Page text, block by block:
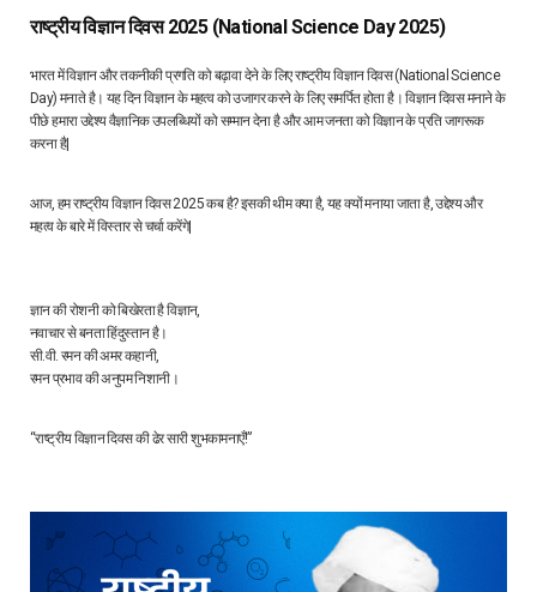
राष्ट्रीय विज्ञान दिवस 2025 (National Science Day 2025)
भारत में विज्ञान और तकनीकी प्रगति को बढ़ावा देने के लिए राष्ट्रीय विज्ञान दिवस (National Science
Day) मनाते है। यह दिन विज्ञान के महत्व को उजागर करने के लिए समर्पित होता है। विज्ञान दिवस मनाने के
पीछे हमारा उद्देश्य वैज्ञानिक उपलब्धियों को सम्मान देना है और आम जनता को विज्ञान के प्रति जागरूक
करना है|
आज, हम राष्ट्रीय विज्ञान दिवस 2025 कब है? इसकी थीम क्या है, यह क्यों मनाया जाता है, उद्देश्य और
महत्व के बारे में विस्तार से चर्चा करेंगे|
ज्ञान की रोशनी को बिखेरता है विज्ञान,
नवाचार से बनता हिंदुस्तान है।
सी.वी. रमन की अमर कहानी,
रमन प्रभाव की अनुपम निशानी।
“राष्ट्रीय विज्ञान दिवस की ढेर सारी शुभकामनाएँ!”